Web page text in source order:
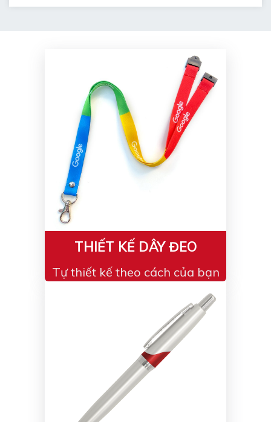
THIẾT KẾ DÂY ĐEO
Tự thiết kế theo cách của bạn